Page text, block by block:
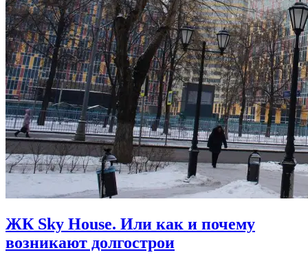
ЖК Sky House. Или как и почему
возникают долгострои